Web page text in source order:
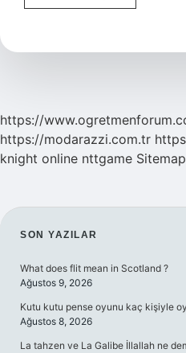
Ciltte
Kalmalı
https://
https://modarazzi.com.tr
knight online nttgame Sitemap
SIDEBAR
SON YAZILAR
What does flit mean in Scotland ?
Ağustos 9, 2026
Kutu kutu pense oyunu kaç kişiyle
Ağustos 8, 2026
La tahzen ve La Galibe İllallah ne